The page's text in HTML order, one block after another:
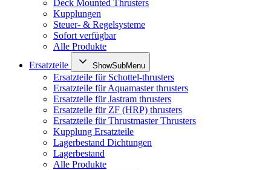
Deck Mounted Thrusters
Kupplungen
Steuer- & Regelsysteme
Sofort verfügbar
Alle Produkte
Ersatzteile
ShowSubMenu
Ersatzteile für Schottel-thrusters
Ersatzteile für Aquamaster thrusters
Ersatzteile für Jastram thrusters
Ersatzteile für ZF (HRP) thrusters
Ersatzteile für Thrustmaster Thrusters
Kupplung Ersatzteile
Lagerbestand Dichtungen
Lagerbestand
Alle Produkte